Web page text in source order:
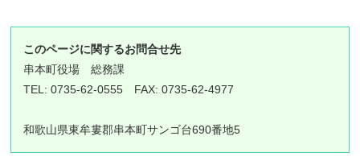
このページに関するお問合せ先
串本町役場総務課
TEL: 0735-62-0555 FAX: 0735-62-4977
和歌山県東牟婁郡串本町サンゴ台690番地5